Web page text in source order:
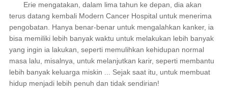
Erie mengatakan, dalam lima tahun ke depan, dia akan
terus datang kembali Modern Cancer Hospital untuk menerima
pengobatan. Hanya benar-benar untuk mengalahkan kanker, ia
bisa memiliki lebih banyak waktu untuk melakukan lebih banyak
yang ingin ia lakukan, seperti memulihkan kehidupan normal
masa lalu, misalnya, untuk melanjutkan karir, seperti membantu
lebih banyak keluarga miskin ... Sejak saat itu, untuk membuat
hidup menjadi lebih penuh dan tidak sendirian!